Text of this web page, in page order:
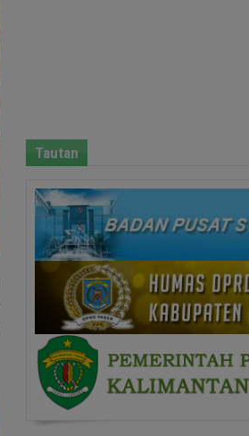
Tautan